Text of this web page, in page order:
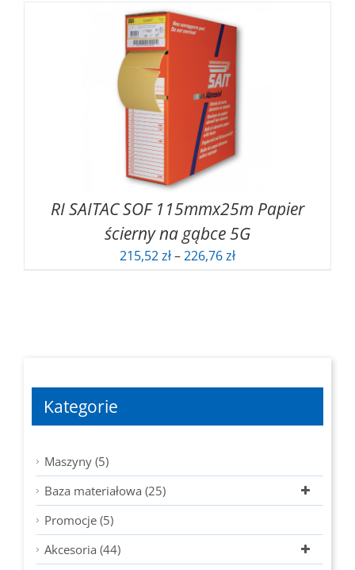
RI SAITAC SOF 115mmx25m Papier
ścierny na gąbce 5G
215,52zł–226,76złZakres
Kategorie
Maszyny (5)
Baza materiałowa (25)
Promocje (5)
Akcesoria (44)